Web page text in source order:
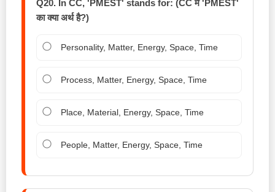
Q20. In CC, 'PMEST' stands for: (CC में 'PMEST'
का क्या अर्थ है?)
Personality, Matter, Energy, Space, Time
Process, Matter, Energy, Space, Time
Place, Material, Energy, Space, Time
People, Matter, Energy, Space, Time